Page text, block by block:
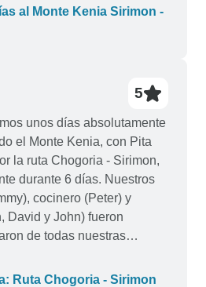
al Monte Kenia Sirimon -
5
unos días absolutamente
el Monte Kenia, con Pita
la ruta Chogoria - Sirimon,
durante 6 días. Nuestros
cocinero (Peter) y
David y John) fueron
de todas nuestras
mucha experiencia y sabían
durante la
Ruta Chogoria - Sirimon